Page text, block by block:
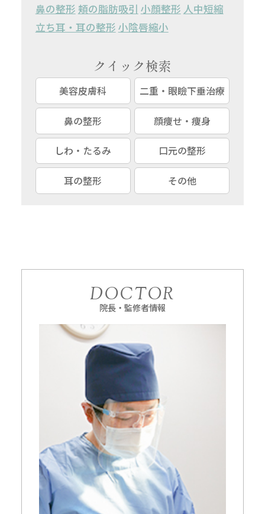
鼻の整形 頬の脂肪吸引 小顔整形 人中短縮
立ち耳・耳の整形 小陰唇縮小
クイック検索
美容皮膚科 二重・眼瞼下垂治療
鼻の整形 顔痩せ・痩身
しわ・たるみ 口元の整形
耳の整形 その他
DOCTOR
院長・監修者情報